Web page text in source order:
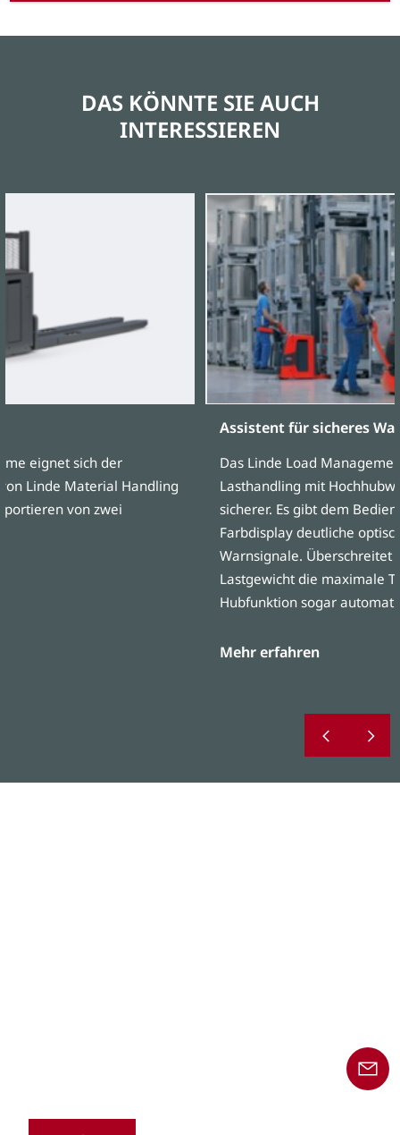
DAS KÖNNTE SIE AUCH
INTERESSIEREN
eignet sich der
Linde Material Handling
von zwei
Assistent für sicheres
Das Linde Load
Lasthandling mit
sicherer. Es gibt dem
Farbdisplay deutliche
Warnsignale. Überschreitet
Lastgewicht die maximale
Hubfunktion sogar
Mehr erfahren